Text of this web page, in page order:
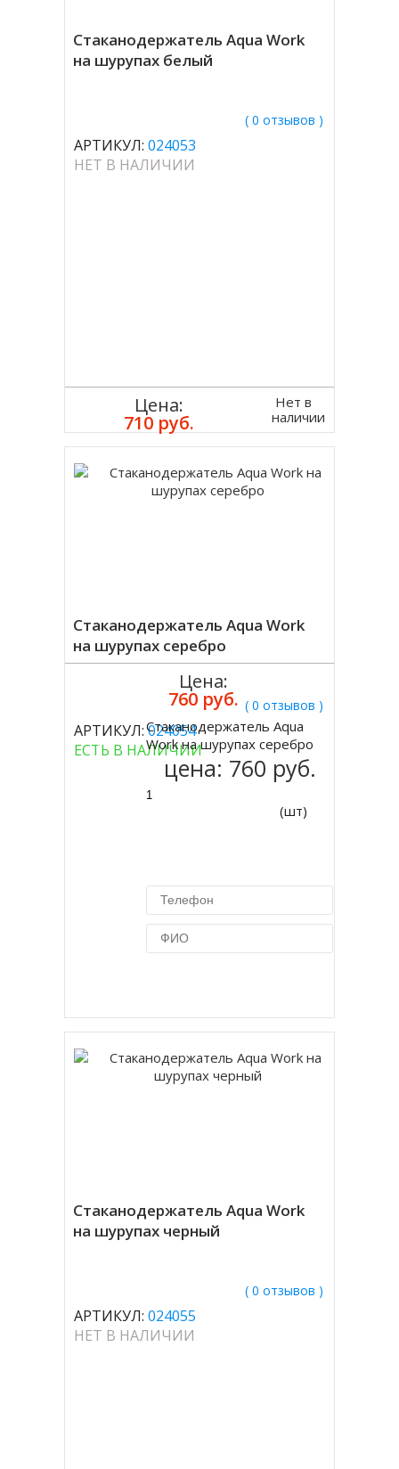
Стаканодержатель Aqua Work
на шурупах белый
( 0 отзывов )
АРТИКУЛ: 024053
НЕТ В НАЛИЧИИ
Цена:
710 руб.
Нет в
наличии
Стаканодержатель Aqua Work
на шурупах серебро
( 0 отзывов )
АРТИКУЛ:024054
ЕСТЬ В НАЛИЧИИ
Цена:
760 руб.
Купить
Стаканодержатель Aqua
Work на шурупах серебро
цена: 760 руб.
(шт)
Стаканодержатель Aqua Work
на шурупах черный
( 0 отзывов )
АРТИКУЛ: 024055
НЕТ В НАЛИЧИИ